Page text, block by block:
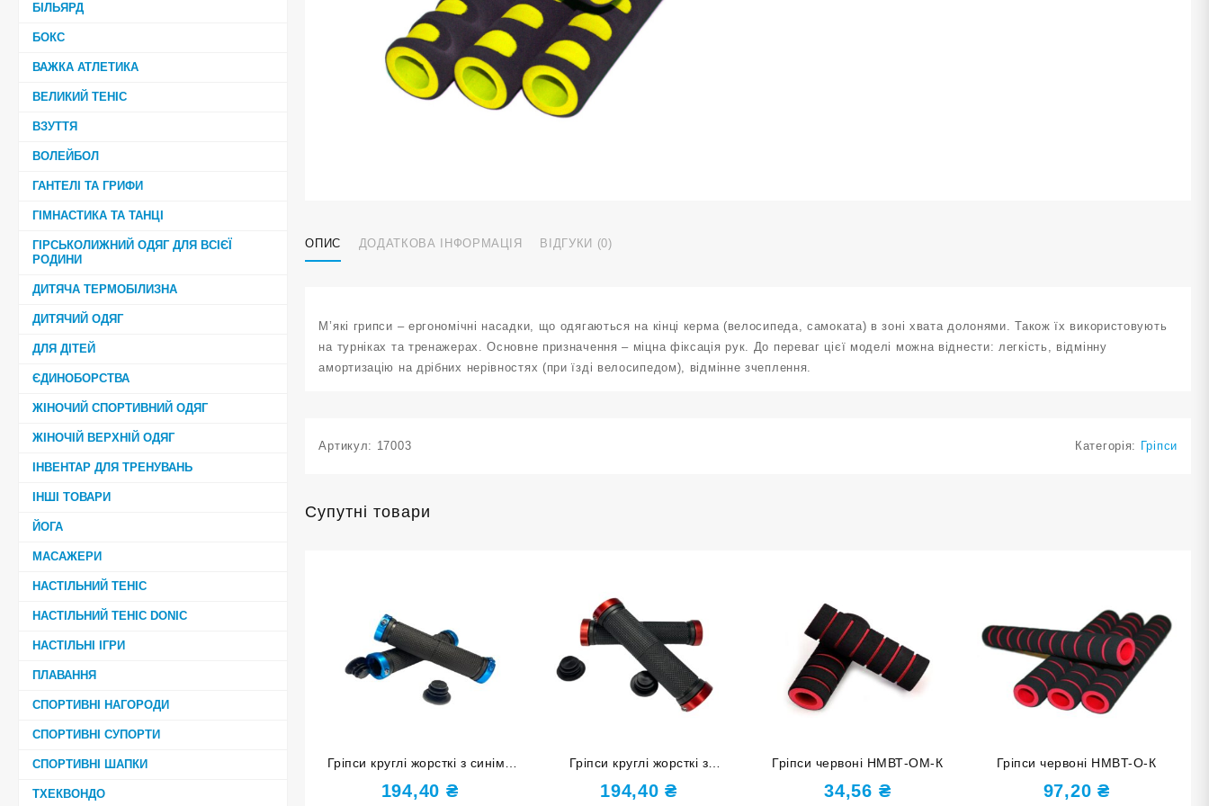
БІЛЬЯРД
БОКС
ВАЖКА АТЛЕТИКА
ВЕЛИКИЙ ТЕНІС
ВЗУТТЯ
ВОЛЕЙБОЛ
ГАНТЕЛІ ТА ГРИФИ
ГІМНАСТИКА ТА ТАНЦІ
ГІРСЬКОЛИЖНИЙ ОДЯГ ДЛЯ ВСІЄЇ
РОДИНИ
ДИТЯЧА ТЕРМОБІЛИЗНА
ДИТЯЧИЙ ОДЯГ
ДЛЯ ДІТЕЙ
ЄДИНОБОРСТВА
ЖІНОЧИЙ СПОРТИВНИЙ ОДЯГ
ЖІНОЧІЙ ВЕРХНІЙ ОДЯГ
ІНВЕНТАР ДЛЯ ТРЕНУВАНЬ
ІНШІ ТОВАРИ
ЙОГА
МАСАЖЕРИ
НАСТІЛЬНИЙ ТЕНІС
НАСТІЛЬНИЙ ТЕНІС DONIC
НАСТІЛЬНІ ІГРИ
ПЛАВАННЯ
СПОРТИВНІ НАГОРОДИ
СПОРТИВНІ СУПОРТИ
СПОРТИВНІ ШАПКИ
ТХЕКВОНДО
ОПИС ДОДАТКОВА ІНФОРМАЦІЯ ВІДГУКИ (0)
М’які грипси – ергономічні насадки, що одягаються на кінці керма (велосипеда, самоката) в зоні хвата долонями. Також їх використовують
на турніках та тренажерах. Основне призначення – міцна фіксація рук. До переваг цієї моделі можна віднести: легкість, відмінну
амортизацію на дрібних нерівностях (при їзді велосипедом), відмінне зчеплення.
Артикул: 17003 Категорія: Гріпси
Супутні товари
Гріпси круглі жорсткі з синіми
фіксаторами LUS2-blue
194,40 ₴
Гріпси круглі жорсткі з
червоними фіксаторами LUS2-
red
194,40₴
Гріпси червоні НМВТ-OM-К
34,56 ₴
Гріпси червоні HMBT-O-К
97,20 ₴